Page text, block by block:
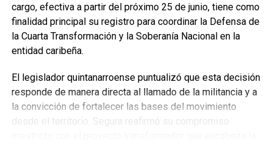
cargo, efectiva a partir del próximo 25 de junio, tiene como
finalidad principal su registro para coordinar la Defensa de
la Cuarta Transformación y la Soberanía Nacional en la
entidad caribeña.
El legislador quintanarroense puntualizó que esta decisión
responde de manera directa al llamado de la militancia y a
la convicción de fortalecer las bases del movimiento
desde el territorio. Segura reafirmó su compromiso